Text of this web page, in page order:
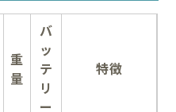
重
量
バ
ッ
テ
リ
ー
特徴